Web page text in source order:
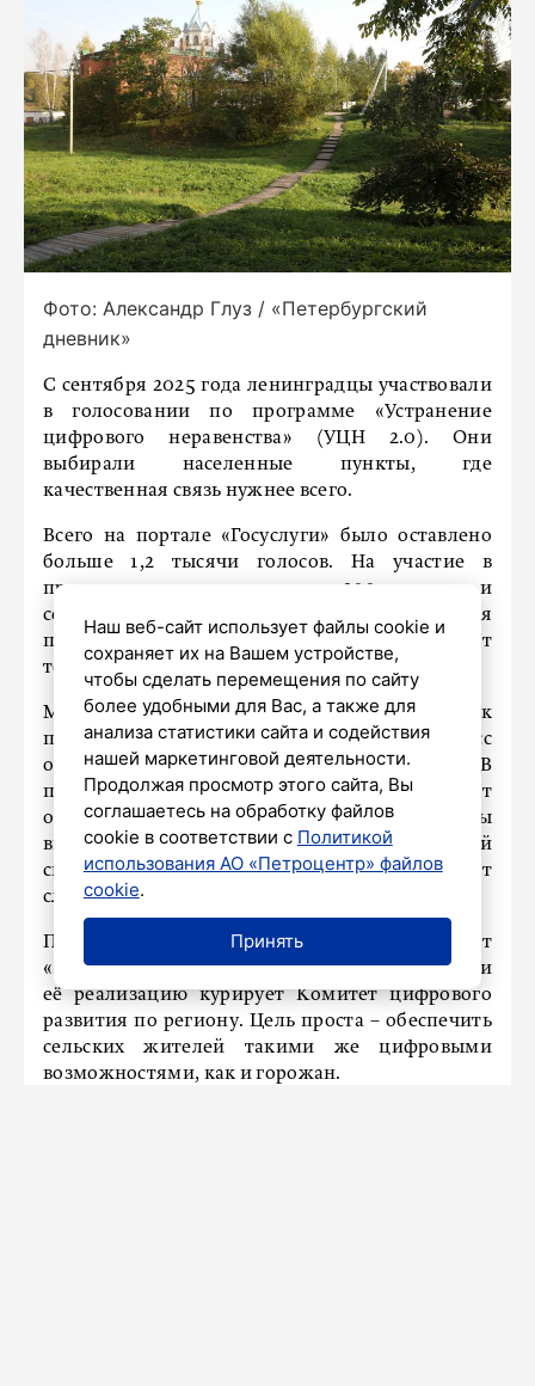
Фото: Александр Глуз / «Петербургский
дневник»
С сентября 2025 года ленинградцы участвовали
в голосовании по программе «Устранение
цифрового неравенства» (УЦН 2.0). Они
выбирали населенные пункты, где
качественная связь нужнее всего.
Всего на портале «Госуслуги» было оставлено
больше 1,2 тысячи голосов. На участие в
программе претендуют около 200 деревень и
сел региона. За последние 5 лет благодаря
проекту удалось наладить скоростной интернет
только в 17 населенных пунктах.
Минцифры РФ сформирует итоговый список
победителей голосования в 2026 году. Процесс
отбора пройдет в несколько этапов. В
программе участвуют только пункты, где живет
от 100 до 1000 человек. Если специалисты
выяснят, что в деревне уже есть стабильный
сигнал, она будет исключена, а её место займет
следующий пункт в рейтинге.
Программа УЦН 2.0 входит в нацпроект
«Экономика данных». В Ленинградской области
её реализацию курирует Комитет цифрового
развития по региону. Цель проста – обеспечить
сельских жителей такими же цифровыми
возможностями, как и горожан.
Наш веб-сайт использует файлы cookie и
сохраняет их на Вашем устройстве,
чтобы сделать перемещения по сайту
более удобными для Вас, а также для
анализа статистики сайта и содействия
нашей маркетинговой деятельности.
Продолжая просмотр этого сайта, Вы
соглашаетесь на обработку файлов
cookie в соответствии с Политикой
использования АО «Петроцентр» файлов
cookie.
Принять